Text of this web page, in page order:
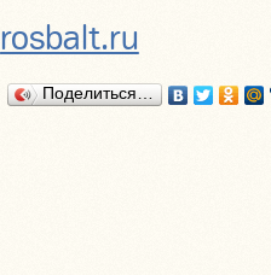
rosbalt.ru
Поделиться…